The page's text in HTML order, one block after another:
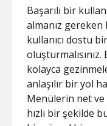
Başarılı bir
almanız
kullanıcı dostu
oluşturmalısınız.
kolayca
anlaşılır bir yol
Menülerin net
hızlı bir şekilde